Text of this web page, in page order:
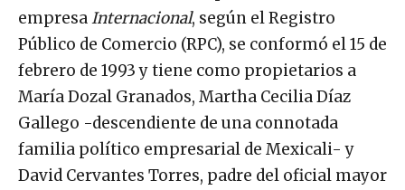
empresaInternacional, según el Registro
Público de Comercio (RPC), se conformó el 15 de
febrero de 1993 y tiene como propietarios a
María Dozal Granados, Martha Cecilia Díaz
Gallego -descendiente de una connotada
familia político empresarial de Mexicali- y
David Cervantes Torres, padre del oficial mayor